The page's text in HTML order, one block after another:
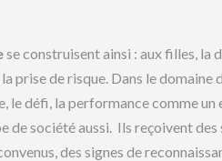
se construisent ainsi : aux filles, la
prise de risque. Dans le domaine
le défi, la performance comme
de société aussi. Ils reçoivent
des signes de